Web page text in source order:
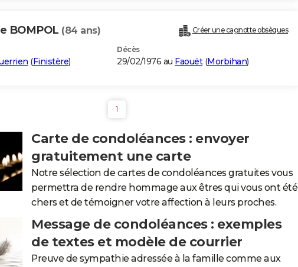
BOMPOL (84 ans) Créer une cagnotte obsèques
(Finistère)
Décès
29/02/1976 au Faouët(Morbihan)
1
Carte de condoléances : envoyer
gratuitement une carte
Notre sélection de cartes de condoléances gratuites vous
permettra de rendre hommage aux êtres qui vous ont été
chers et de témoigner votre affection à leurs proches.
Message de condoléances : exemples
de textes et modèle de courrier
Preuve de sympathie adressée à la famille comme aux